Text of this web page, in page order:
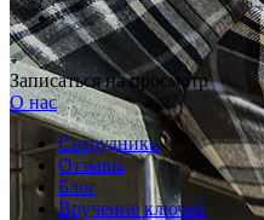
Записаться на просмотр
О нас
Сотрудники
Отзывы
Блог
Вручение ключей